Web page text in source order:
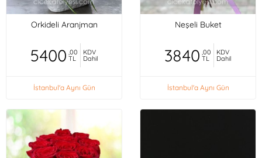
Orkideli Aranjman
5400 ,00
TL
KDV
Dahil
İstanbul'a Aynı Gün
Neşeli Buket
3840 ,00
TL
KDV
Dahil
İstanbul'a Aynı Gün